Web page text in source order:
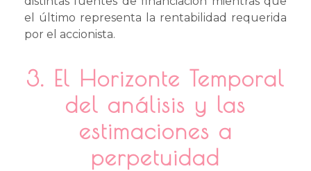
el último representa la rentabilidad requerida
por el accionista.
3. El Horizonte Temporal
del análisis y las
estimaciones a
perpetuidad